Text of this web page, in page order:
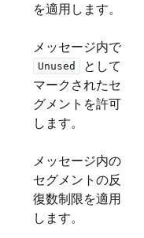
を適用します。
メッセージ内で ​
Unused
​ として
マークされたセ
グメントを許可
します。
メッセージ内の
セグメントの反
復数制限を適用
します。